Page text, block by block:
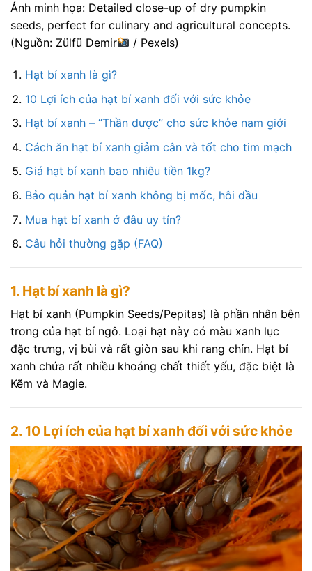
Ảnh minh họa: Detailed close-up of dry pumpkin
seeds, perfect for culinary and agricultural concepts.
(Nguồn: Zülfü Demir
/ Pexels)
Hạt bí xanh là gì?
10 Lợi ích của hạt bí xanh đối với sức khỏe
Hạt bí xanh – “Thần dược” cho sức khỏe nam giới
Cách ăn hạt bí xanh giảm cân và tốt cho tim mạch
Giá hạt bí xanh bao nhiêu tiền 1kg?
Bảo quản hạt bí xanh không bị mốc, hôi dầu
Mua hạt bí xanh ở đâu uy tín?
Câu hỏi thường gặp (FAQ)
1. Hạt bí xanh là gì?
Hạt bí xanh (Pumpkin Seeds/Pepitas) là phần nhân bên
trong của hạt bí ngô. Loại hạt này có màu xanh lục
đặc trưng, vị bùi và rất giòn sau khi rang chín. Hạt bí
xanh chứa rất nhiều khoáng chất thiết yếu, đặc biệt là
Kẽm và Magie.
2. 10 Lợi ích của hạt bí xanh đối với sức khỏe